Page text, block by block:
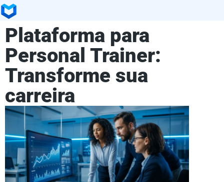
Plataforma para
Personal Trainer:
Transforme sua
carreira